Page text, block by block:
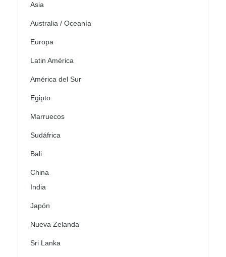
Asia
Australia / Oceanía
Europa
Latin América
América del Sur
Egipto
Marruecos
Sudáfrica
Bali
China
India
Japón
Nueva Zelanda
Sri Lanka